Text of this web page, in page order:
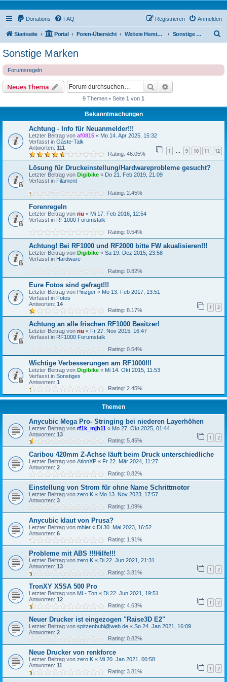
Donations FAQ Anmelden
Registrieren
Startseite Portal Foren-Übersicht Weitere Hersteller Sonstige Marken
Sonstige Marken
Forumsregeln
Neues Thema Suche
9 Themen • Seite 1 von 1
Bekanntmachungen
Achtung - Info für Neuanmelder!!!
Letzter Beitrag von af0815 « Mo 14. Apr 2025, 15:32
Verfasst in Gäste-Talk
Antworten: 111 1 … 9 10 11 12
Rating: 46.05%
Lösung für Druckeinstellung/Hardwareprobleme gesucht?
Letzter Beitrag von Digibike « Do 21. Feb 2019, 21:09
Verfasst in Filament
Rating: 2.45%
Forenregeln
Letzter Beitrag von riu « Mi 17. Feb 2016, 12:54
Verfasst in RF1000 Forumstalk
Rating: 0.54%
Achtung! Bei RF1000 und RF2000 bitte FW akualisieren!!!
Letzter Beitrag von Digibike « Sa 19. Dez 2015, 23:58
Verfasst in Hardware
Rating: 0.82%
Eure Fotos sind gefragt!!!
Letzter Beitrag von Pinzger « Mo 13. Feb 2017, 13:51
Verfasst in Fotos
Antworten: 14 1 2
Rating: 8.17%
Achtung an alle frischen RF1000 Besitzer!
Letzter Beitrag von riu « Fr 27. Nov 2015, 16:47
Verfasst in RF1000 Forumstalk
Rating: 0.54%
Wichtige Verbesserungen am RF1000!!!
Letzter Beitrag von Digibike « Mi 14. Okt 2015, 11:53
Verfasst in Sonstiges
Antworten: 1
Rating: 2.45%
Themen
Anycubic Mega Pro- Stringing bei niederen Layerhöhen
Letzter Beitrag von rf1k_mjh11 « Mo 27. Okt 2025, 01:44
Antworten: 13 1 2
Rating: 5.45%
Caribou 420mm Z-Achse läuft beim Druck unterschiedliche
Letzter Beitrag von AtlonXP « Fr 22. Mär 2024, 11:27
Antworten: 2
Rating: 0.82%
Einstellung von Strom für ohne Name Schrittmotor
Letzter Beitrag von zero K « Mo 13. Nov 2023, 17:57
Antworten: 3
Rating: 1.09%
Anycubic klaut von Prusa?
Letzter Beitrag von mhier « Di 30. Mai 2023, 16:52
Antworten: 6
Rating: 1.91%
Probleme mit ABS !!!Hilfe!!!
Letzter Beitrag von zero K « Di 22. Jun 2021, 21:31
Antworten: 13 1 2
Rating: 3.81%
TronXY X5SA 500 Pro
Letzter Beitrag von ML- Ton « Di 22. Jun 2021, 19:51
Antworten: 12 1 2
Rating: 4.63%
Neuer Drucker ist eingezogen "Raise3D E2"
Letzter Beitrag von spitzenbubi@web.de « So 24. Jan 2021, 16:09
Antworten: 2
Rating: 0.82%
Neue Drucker von renkforce
Letzter Beitrag von zero K « Mi 20. Jan 2021, 00:58
Antworten: 11 1 2
Rating: 3.81%